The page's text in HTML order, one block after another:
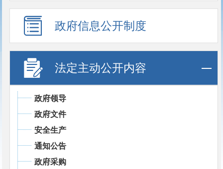
政府信息公开制度
法定主动公开内容
政府领导
政府文件
安全生产
通知公告
政府采购